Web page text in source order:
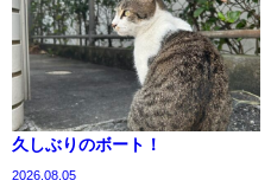
久しぶりのボート！
2026.08.05